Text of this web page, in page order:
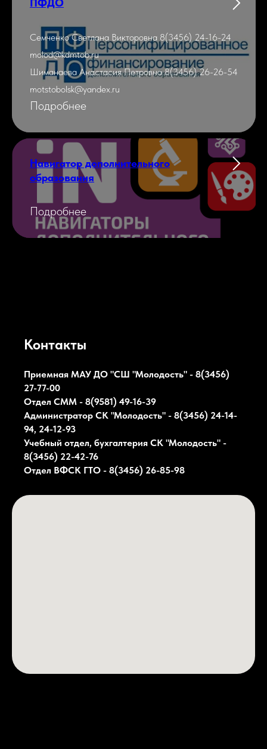
ПФДО
Семченко Светлана Викторовна 8(3456) 24-16-24
molod@kdmtob.ru
Шиманаева Анастасия Петровна 8(3456) 26-26-54
motstobolsk@yandex.ru
Подробнее
Навигатор дополнительного
образования
Подробнее
Контакты
Приемная МАУ ДО "СШ "Молодость" - 8(3456)
27-77-00
Отдел СММ - 8(9581) 49-16-39
Администратор СК "Молодость" - 8(3456) 24-14-
94, 24-12-93
Учебный отдел, бухгалтерия СК "Молодость" -
8(3456) 22-42-76
Отдел ВФСК ГТО - 8(3456) 26-85-98